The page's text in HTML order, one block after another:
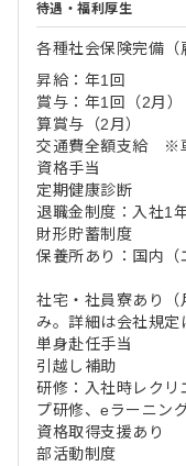
待遇・福利厚生
各種社会保険完備（
昇給：年1回
賞与：年1回（2月
算賞与（2月）
交通費全額支給 ※
資格手当
定期健康診断
退職金制度：入社1
財形貯蓄制度
保養所あり：国内（
社宅・社員寮あり（
み。詳細は会社規定
単身赴任手当
引越し補助
研修：入社時レクリ
プ研修、eラーニン
資格取得支援あり
部活動制度